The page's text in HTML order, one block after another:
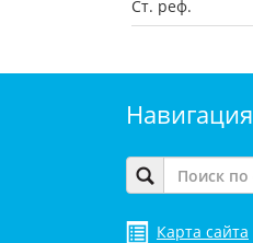
Ст. реф.
Навигация
Карта сайта